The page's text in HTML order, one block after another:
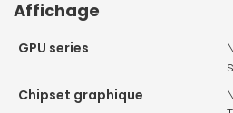
Affichage
GPU series
Chipset graphique